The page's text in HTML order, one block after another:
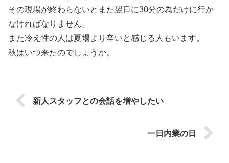
その現場が終わらないとまた翌日に30分の為だけに行か
なければなりません。
また冷え性の人は夏場より辛いと感じる人もいます。
秋はいつ来たのでしょうか。
新人スタッフとの会話を増やしたい
一日内業の日